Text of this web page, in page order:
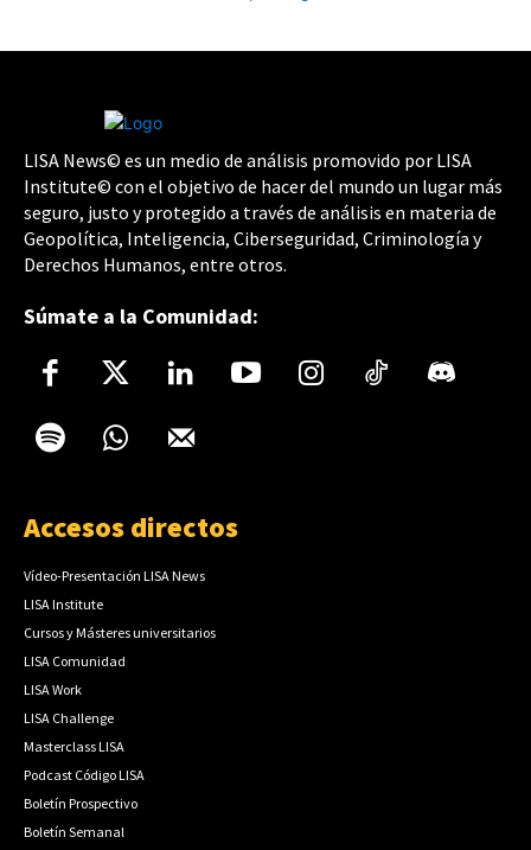
LISA News© es un medio de análisis promovido por LISA
Institute© con el objetivo de hacer del mundo un lugar más
seguro, justo y protegido a través de análisis en materia de
Geopolítica, Inteligencia, Ciberseguridad, Criminología y
Derechos Humanos, entre otros.
Súmate a la Comunidad:
Accesos directos
Vídeo-Presentación LISA News
LISA Institute
Cursos y Másteres universitarios
LISA Comunidad
LISA Work
LISA Challenge
Masterclass LISA
Podcast Código LISA
Boletín Prospectivo
Boletín Semanal